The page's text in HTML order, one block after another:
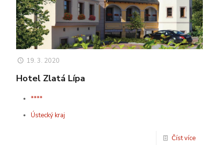
19. 3. 2020
Hotel Zlatá Lípa
****
Ústecký kraj
Číst více